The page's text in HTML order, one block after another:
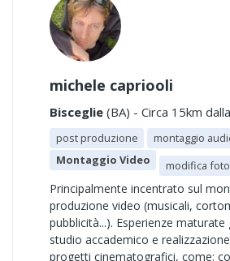
michele capriooli
Bisceglie (BA) - Circa 15km
post produzione
montaggio
Montaggio Video
modifica
Principalmente incentrato sul
produzione video (musicali,
pubblicità...). Esperienze maturate
studio accademico e
progetti cinematografici, come: